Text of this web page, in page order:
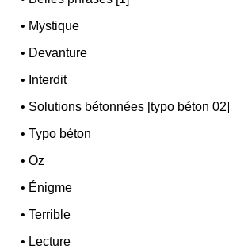
• Mystique
• Devanture
• Interdit
• Solutions bétonnées [typo béton 02]
•Typo béton
•Oz
• Énigme
•Terrible
• Lecture